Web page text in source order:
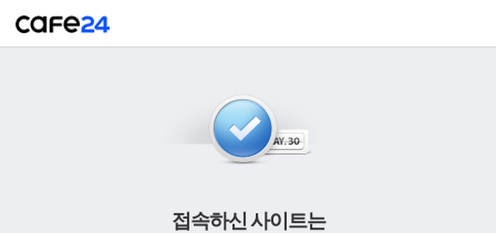
접속하신 사이트는